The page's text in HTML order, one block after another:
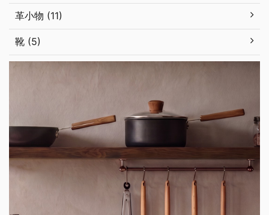
革小物 (11)
靴 (5)